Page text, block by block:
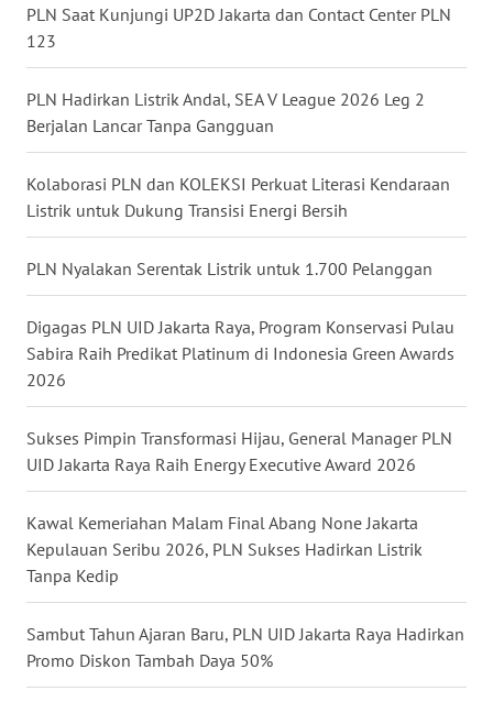
PLN Saat Kunjungi UP2D Jakarta dan Contact Center PLN
123
PLN Hadirkan Listrik Andal, SEA V League 2026 Leg 2
Berjalan Lancar Tanpa Gangguan
Kolaborasi PLN dan KOLEKSI Perkuat Literasi Kendaraan
Listrik untuk Dukung Transisi Energi Bersih
PLN Nyalakan Serentak Listrik untuk 1.700 Pelanggan
Digagas PLN UID Jakarta Raya, Program Konservasi Pulau
Sabira Raih Predikat Platinum di Indonesia Green Awards
2026
Sukses Pimpin Transformasi Hijau, General Manager PLN
UID Jakarta Raya Raih Energy Executive Award 2026
Kawal Kemeriahan Malam Final Abang None Jakarta
Kepulauan Seribu 2026, PLN Sukses Hadirkan Listrik
Tanpa Kedip
Sambut Tahun Ajaran Baru, PLN UID Jakarta Raya Hadirkan
Promo Diskon Tambah Daya 50%
WN
NTT
WN
KEPRI
WN
PAPUA
WN
PAPUA
WN
RIAU
WN
SERAMBI
WN
JAMBI
WN
SULTRA
WN